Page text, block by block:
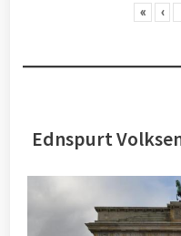
« ‹
Ednspurt